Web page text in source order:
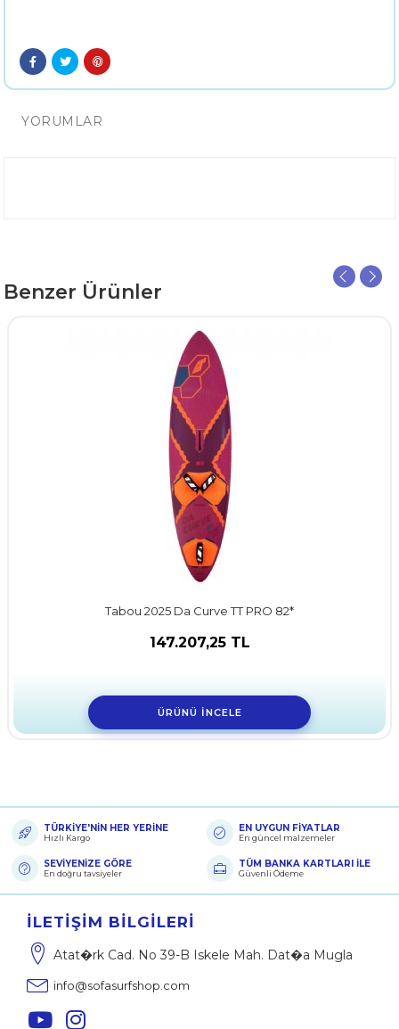
YORUMLAR
Benzer Ürünler
Tabou 2025 Da Curve TT PRO 82*
147.207,25 TL
ÜRÜNÜ İNCELE
İLETIŞIM BILGILERI
Atat�rk Cad. No 39-B Iskele Mah. Dat�a Mugla
info@sofasurfshop.com
TÜRKİYE'NİN HER YERİNE
Hızlı Kargo
EN UYGUN FİYATLAR
En güncel malzemeler
SEVİYENİZE GÖRE
En doğru tavsiyeler
TÜM BANKA KARTLARI İLE
Güvenli Ödeme